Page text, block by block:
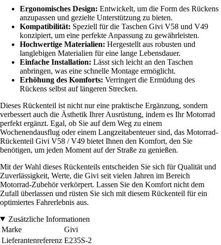
Ergonomisches Design: Entwickelt, um die Form des Rückens
anzupassen und gezielte Unterstützung zu bieten.
Kompatibilität: Speziell für die Taschen Givi V58 und V49
konzipiert, um eine perfekte Anpassung zu gewährleisten.
Hochwertige Materialien: Hergestellt aus robusten und
langlebigen Materialien für eine lange Lebensdauer.
Einfache Installation: Lässt sich leicht an den Taschen
anbringen, was eine schnelle Montage ermöglicht.
Erhöhung des Komforts: Verringert die Ermüdung des
Rückens selbst auf längeren Strecken.
Dieses Rückenteil ist nicht nur eine praktische Ergänzung, sondern
verbessert auch die Ästhetik Ihrer Ausrüstung, indem es Ihr Motorrad
perfekt ergänzt. Egal, ob Sie auf dem Weg zu einem
Wochenendausflug oder einem Langzeitabenteuer sind, das Motorrad-
Rückenteil Givi V58 / V49 bietet Ihnen den Komfort, den Sie
benötigen, um jeden Moment auf der Straße zu genießen.
Mit der Wahl dieses Rückenteils entscheiden Sie sich für Qualität und
Zuverlässigkeit, Werte, die Givi seit vielen Jahren im Bereich
Motorrad-Zubehör verkörpert. Lassen Sie den Komfort nicht dem
Zufall überlassen und rüsten Sie sich mit diesem Rückenteil für ein
optimiertes Fahrerlebnis aus.
Zusätzliche Informationen
Marke
Givi
Lieferantenreferenz E235S-2